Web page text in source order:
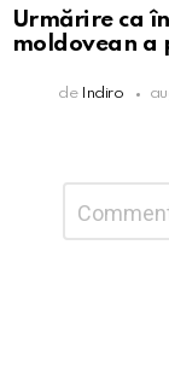
Urmărire ca
moldovean a
de Indiro
răspuns